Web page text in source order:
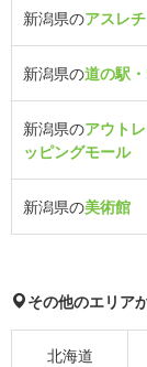
新潟県のアスレ
新潟県の道の駅
新潟県のアウト
ッピングモール
新潟県の美術館
その他のエリア
北海道